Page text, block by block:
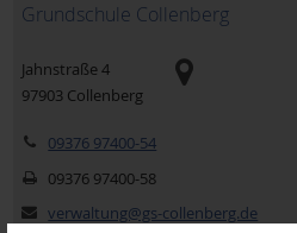
Frauen für Frauen
Grundschule Collenberg
Jahnstraße 4
97903 Collenberg
09376 97400-54
09376 97400-58
verwaltung@gs-collenberg.de